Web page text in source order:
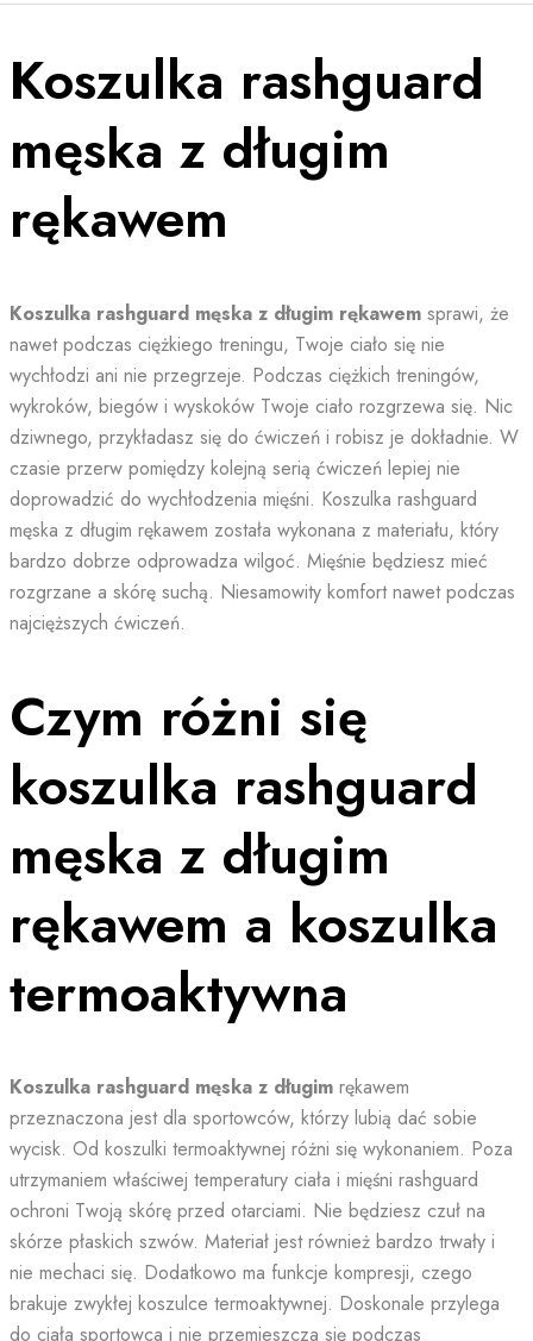
may
chosen
on
product
page
Koszulka rashguard
męska z długim
rękawem
Koszulka rashguard męska z długim rękawem sprawi, że
nawet podczas ciężkiego treningu, Twoje ciało się nie
wychłodzi ani nie przegrzeje. Podczas ciężkich treningów,
wykroków, biegów i wyskoków Twoje ciało rozgrzewa się. Nic
dziwnego, przykładasz się do ćwiczeń i robisz je dokładnie. W
czasie przerw pomiędzy kolejną serią ćwiczeń lepiej nie
doprowadzić do wychłodzenia mięśni. Koszulka rashguard
męska z długim rękawem została wykonana z materiału, który
bardzo dobrze odprowadza wilgoć. Mięśnie będziesz mieć
rozgrzane a skórę suchą. Niesamowity komfort nawet podczas
najcięższych ćwiczeń.
Czym różni się
koszulka rashguard
męska z długim
rękawem a koszulka
termoaktywna
Koszulka rashguard męska z długim rękawem
przeznaczona jest dla sportowców, którzy lubią dać sobie
wycisk. Od koszulki termoaktywnej różni się wykonaniem. Poza
utrzymaniem właściwej temperatury ciała i mięśni rashguard
ochroni Twoją skórę przed otarciami. Nie będziesz czuł na
skórze płaskich szwów. Materiał jest również bardzo trwały i
nie mechaci się. Dodatkowo ma funkcje kompresji, czego
brakuje zwykłej koszulce termoaktywnej. Doskonale przylega
do ciała sportowca i nie przemieszcza się podczas